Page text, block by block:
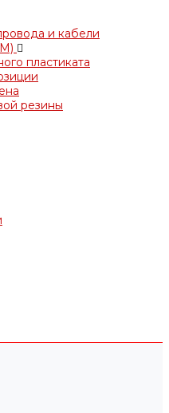
и кабели
пластиката
резины